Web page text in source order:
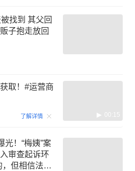
找到 其父回
子抱走放回
取！#运营商
了解详情 00:15
光！“梅姨”案
审查起诉环
，但相信法律